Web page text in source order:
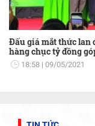
Đấu giá mắt thức lan
hàng chục tỷ đồng
18:58 09/05/2021